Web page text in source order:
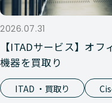
2026.07.31
【ITADサービス】オ
機器を買取り
ITAD ・買取り